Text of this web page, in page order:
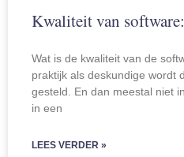
Kwaliteit van
Wat is de kwaliteit van de
praktijk als deskundige wordt
gesteld. En dan meestal niet
in een
LEES VERDER »